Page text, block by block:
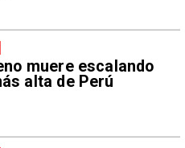
muere escalando
alta de Perú